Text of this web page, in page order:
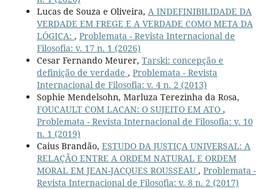
Lucas de Souza e Oliveira, A INDEFINIBILIDADE DA
VERDADE EM FREGE E A VERDADE COMO META DA
LÓGICA: , Problemata - Revista Internacional de
Filosofia: v. 17 n. 1 (2026)
Cesar Fernando Meurer, Tarski: concepção e
definição de verdade , Problemata - Revista
Internacional de Filosofia: v. 4 n. 2 (2013)
Sophie Mendelsohn, Marluza Terezinha da Rosa,
FOUCAULT COM LACAN: O SUJEITO EM ATO ,
Problemata - Revista Internacional de Filosofia: v. 10
n. 1 (2019)
Caius Brandão, ESTUDO DA JUSTIÇA UNIVERSAL: A
RELAÇÃO ENTRE A ORDEM NATURAL E ORDEM
MORAL EM JEAN-JACQUES ROUSSEAU , Problemata -
Revista Internacional de Filosofia: v. 8 n. 2 (2017)